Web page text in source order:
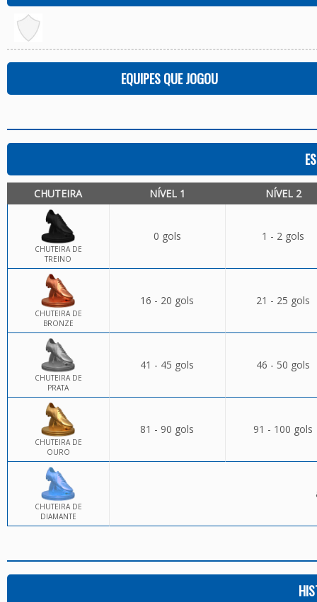
EQUIPES QUE JOGOU
CHUTEIRA NÍVEL 1 NÍVEL 2
CHUTEIRA DE
TREINO
0 gols 1 - 2 gols
CHUTEIRA DE
BRONZE
16 - 20 gols 21 - 25 gols
CHUTEIRA DE
PRATA
41 - 45 gols 46 - 50 gols
CHUTEIRA DE
OURO
81 - 90 gols 91 - 100 gols
CHUTEIRA DE
DIAMANTE